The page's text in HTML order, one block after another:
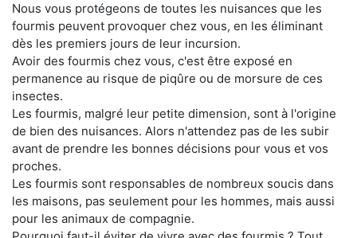
Nous vous protégeons de toutes les nuisances que les
fourmis peuvent provoquer chez vous, en les éliminant
dès les premiers jours de leur incursion.
Avoir des fourmis chez vous, c'est être exposé en
permanence au risque de piqûre ou de morsure de ces
insectes.
Les fourmis, malgré leur petite dimension, sont à l'origine
de bien des nuisances. Alors n'attendez pas de les subir
avant de prendre les bonnes décisions pour vous et vos
proches.
Les fourmis sont responsables de nombreux soucis dans
les maisons, pas seulement pour les hommes, mais aussi
pour les animaux de compagnie.